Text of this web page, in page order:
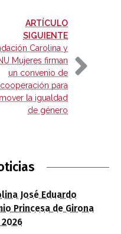
ARTÍCULO
SIGUIENTE-
Carolina y
Mujeres firman
un convenio de
cooperación para
la igualdad
de género
José Eduardo
Princesa de Girona